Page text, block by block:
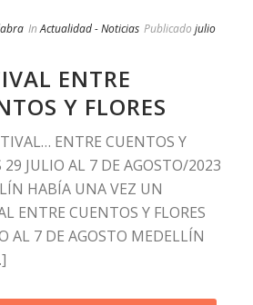
In Actualidad - Noticias Publicado julio
ENTRE
Y FLORES
ENTRE CUENTOS Y
29 JULIO AL 7 DE AGOSTO/2023
HABÍA UNA VEZ UN
ENTRE CUENTOS Y FLORES
AL 7 DE AGOSTO MEDELLÍN